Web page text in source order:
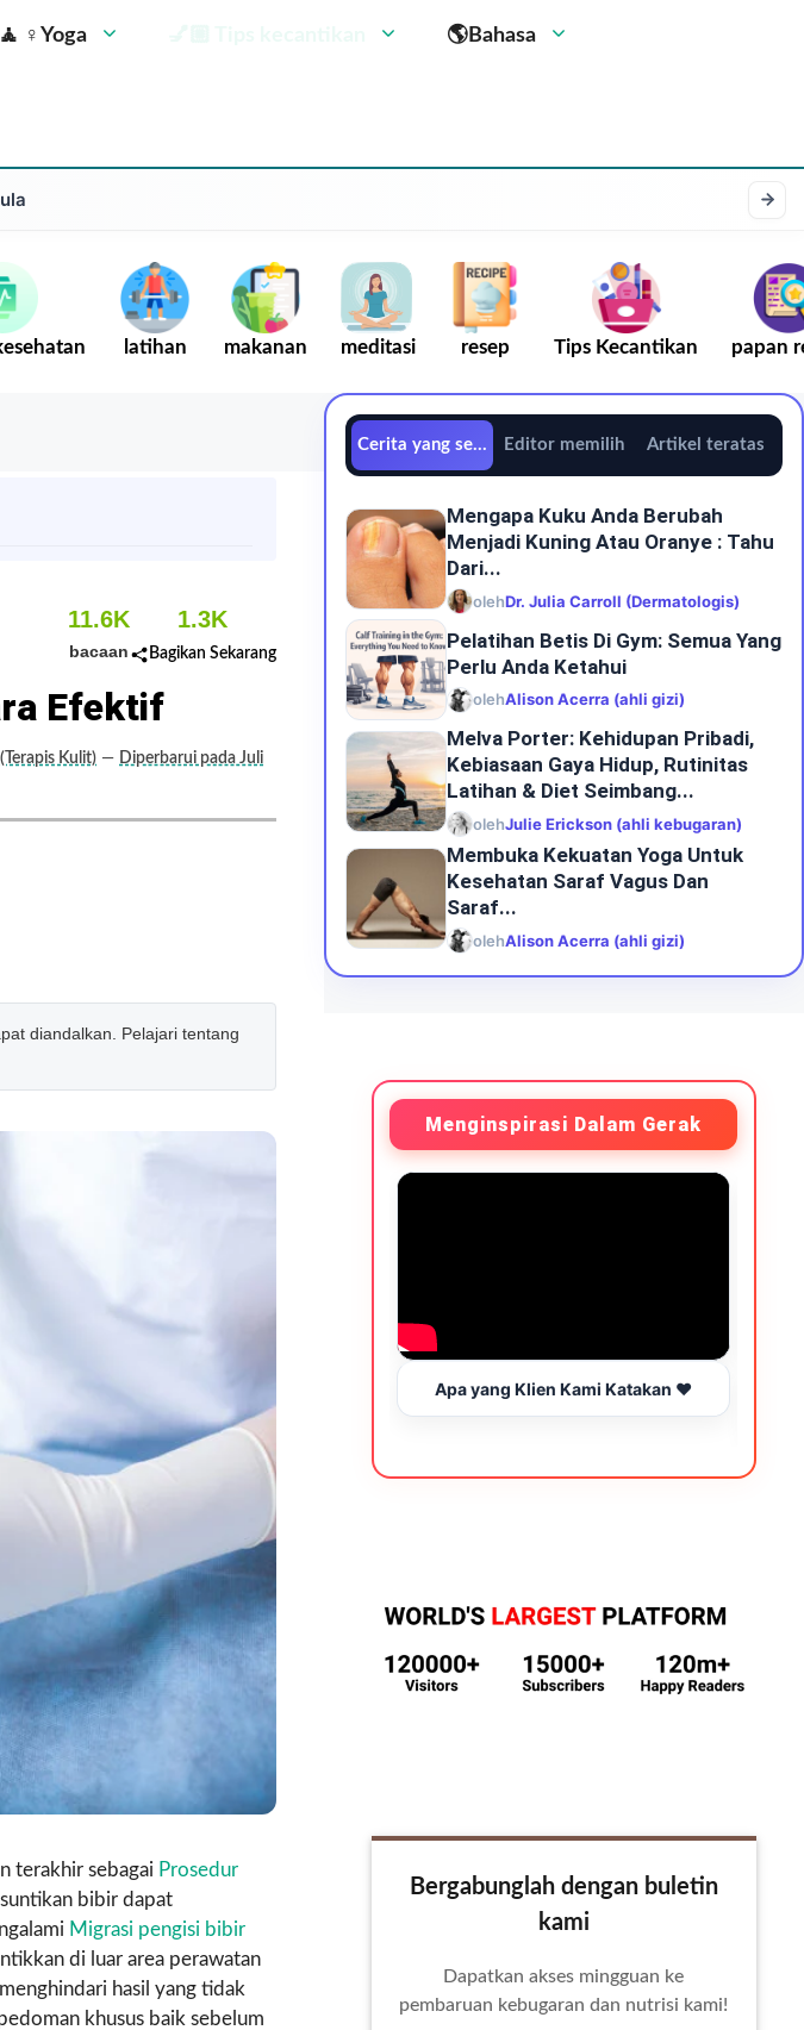
🧘 ‍♀️Yoga 🌎Bahasa
latihan makanan meditasi resep Tips Kecantikan papan
11.6K
bacaan
1.3K
Bagikan Sekarang
Efektif
Kulit) — Diperbarui pada Juli
diandalkan. Pelajari tentang
terakhir sebagai Prosedur
bibir dapat
Migrasi pengisi bibir
di luar area perawatan
hasil yang tidak
khusus baik sebelum
Cerita yang sedang trenEditor memilih Artikel teratas
Mengapa Kuku Anda Berubah
Menjadi Kuning Atau Oranye : Tahu
Dari...
olehDr. Julia Carroll (Dermatologis)
Pelatihan Betis Di Gym: Semua Yang
Perlu Anda Ketahui
olehAlison Acerra (ahli gizi)
Melva Porter: Kehidupan Pribadi,
Kebiasaan Gaya Hidup, Rutinitas
Latihan & Diet Seimbang...
olehJulie Erickson (ahli kebugaran)
Membuka Kekuatan Yoga Untuk
Kesehatan Saraf Vagus Dan
Saraf...
olehAlison Acerra (ahli gizi)
Menginspirasi Dalam Gerak
Apa yang Klien Kami Katakan ❤️
Bergabunglah dengan buletin
kami
Dapatkan akses mingguan ke
pembaruan kebugaran dan nutrisi kami!